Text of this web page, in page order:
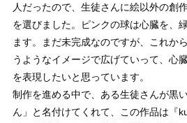
人だったので、生徒さんに絵以外の創
を選びました。ピンクの球は心臓を、
ます。まだ未完成なのですが、これか
うようなイメージで広げていって、心
を表現したいと思っています。
制作を進める中で、ある生徒さんが黒
ん」と名付けてくれて、この作品は『